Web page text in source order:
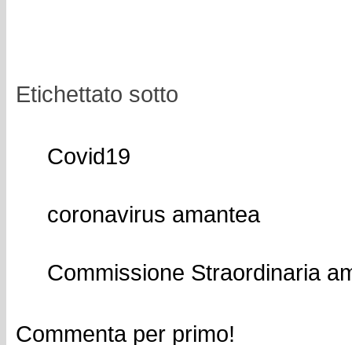
Etichettato sotto
Covid19
coronavirus amantea
Commissione Straordinaria
Commenta per primo!